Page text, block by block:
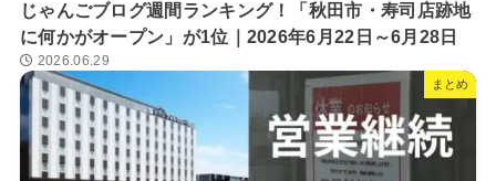
じゃんごブログ週間ランキング！「秋田市・寿司店跡地
に何かがオープン」が1位｜2026年6月22日～6月28日
2026.06.29
まとめ